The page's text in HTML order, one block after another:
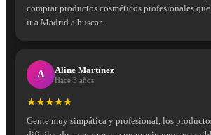
comprar productos cosméticos profesionales
ir a Madrid a buscar.
A Aline Martínez
Hace 3 años
★★★★★
Gente muy simpática y profesional, los